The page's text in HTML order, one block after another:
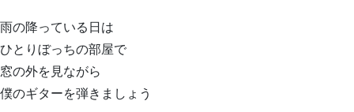
雨の降っている日は
ひとりぼっちの部屋で
窓の外を見ながら
僕のギターを弾きましょう